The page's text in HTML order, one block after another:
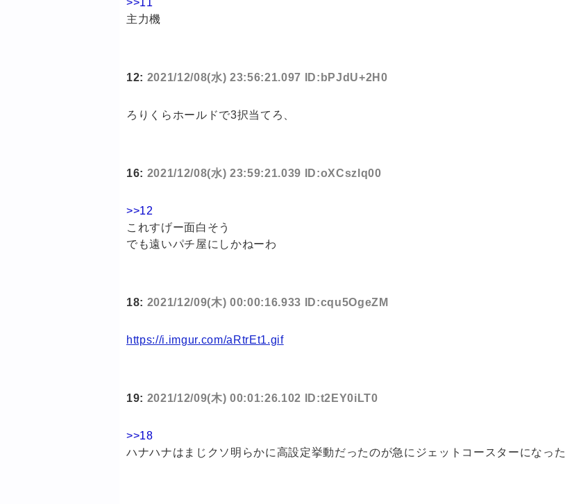
>>11
主力機
12: 2021/12/08(水) 23:56:21.097 ID:bPJdU+2H0
ろりくらホールドで3択当てろ、
16: 2021/12/08(水) 23:59:21.039 ID:oXCszlq00
>>12
これすげー面白そう
でも遠いパチ屋にしかねーわ
18: 2021/12/09(木) 00:00:16.933 ID:cqu5OgeZM
https://i.imgur.com/aRtrEt1.gif
19: 2021/12/09(木) 00:01:26.102 ID:t2EY0iLT0
>>18
ハナハナはまじクソ明らかに高設定挙動だったのが急にジェットコースターになった